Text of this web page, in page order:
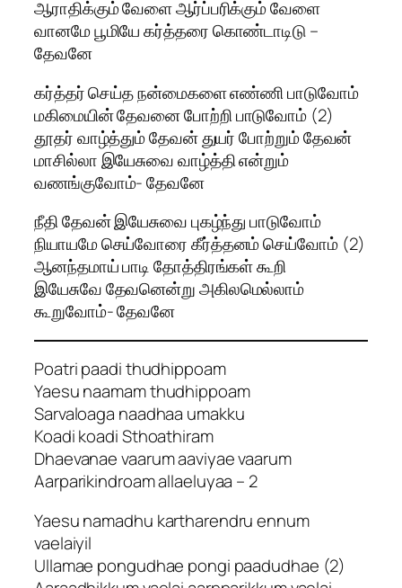
ஆராதிக்கும் வேளை ஆர்ப்பரிக்கும் வேளை
வானமே பூமியே கர்த்தரை கொண்டாடிடு –
தேவனே
கர்த்தர் செய்த நன்மைகளை எண்ணி பாடுவோம்
மகிமையின் தேவனை போற்றி பாடுவோம் (2)
தூதர் வாழ்த்தும் தேவன் துயர் போற்றும் தேவன்
மாசில்லா இயேசுவை வாழ்த்தி என்றும்
வணங்குவோம்- தேவனே
நீதி தேவன் இயேசுவை புகழ்ந்து பாடுவோம்
நியாயமே செய்வோரை கீர்த்தனம் செய்வோம் (2)
ஆனந்தமாய் பாடி தோத்திரங்கள் கூறி
இயேசுவே தேவனென்று அகிலமெல்லாம்
கூறுவோம்- தேவனே
Poatri paadi thudhippoam
Yaesu naamam thudhippoam
Sarvaloaga naadhaa umakku
Koadi koadi Sthoathiram
Dhaevanae vaarum aaviyae vaarum
Aarparikindroam allaeluyaa – 2
Yaesu namadhu kartharendru ennum
vaelaiyil
Ullamae pongudhae pongi paadudhae (2)